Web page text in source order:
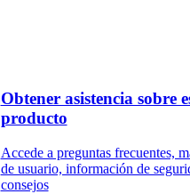
Obtener asistencia sobre
producto
Accede a preguntas frecuentes,
de usuario, información de
consejos